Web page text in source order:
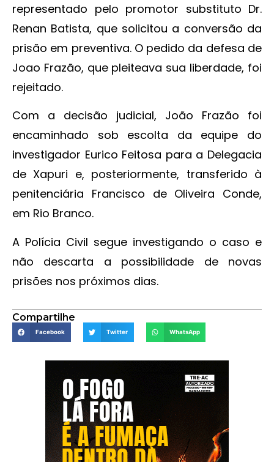
representado pelo promotor substituto Dr.
Renan Batista, que solicitou a conversão da
prisão em preventiva. O pedido da defesa de
Joao Frazão, que pleiteava sua liberdade, foi
rejeitado.
Com a decisão judicial, João Frazão foi
encaminhado sob escolta da equipe do
investigador Eurico Feitosa para a Delegacia
de Xapuri e, posteriormente, transferido à
penitenciária Francisco de Oliveira Conde,
em Rio Branco.
A Polícia Civil segue investigando o caso e
não descarta a possibilidade de novas
prisões nos próximos dias.
Compartilhe
Facebook Twitter WhatsApp